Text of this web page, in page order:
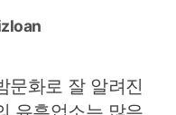
문화로 잘 알려진